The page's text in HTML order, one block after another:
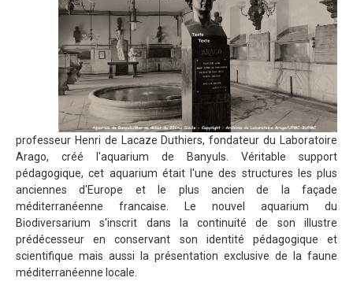
professeur Henri de Lacaze Duthiers, fondateur du Laboratoire
Arago, créé l'aquarium de Banyuls. Véritable support
pédagogique, cet aquarium était l'une des structures les plus
anciennes d'Europe et le plus ancien de la façade
méditerranéenne francaise. Le nouvel aquarium du
Biodiversarium s'inscrit dans la continuité de son illustre
prédécesseur en conservant son identité pédagogique et
scientifique mais aussi la présentation exclusive de la faune
méditerranéenne locale.